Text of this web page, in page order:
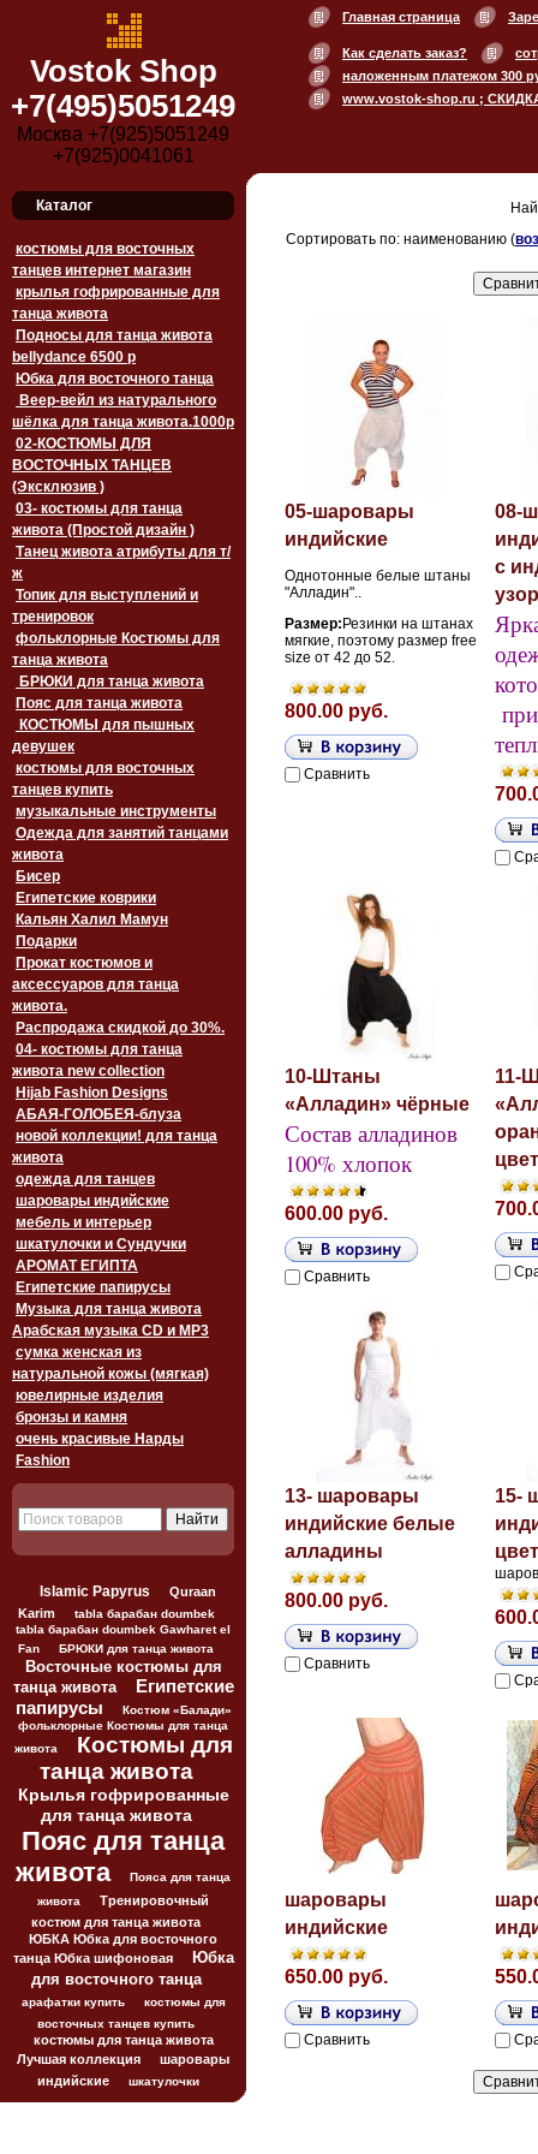
Vostok Shop
+7(495)5051249
Москва +7(925)5051249
+7(925)0041061
Главная страница
Как сделать заказ?
наложенным платежом 300
www.vostok-shop.ru ;
Каталог
костюмы для восточных
танцев интернет магазин
крылья гофрированные для
танца живота
Подносы для танца живота
bellydance 6500 p
Юбка для восточного танца
Веер-вейл из натурального
шёлка для танца живота.1000p
02-КОСТЮМЫ ДЛЯ
ВОСТОЧНЫХ ТАНЦЕВ
(Эксклюзив )
03- костюмы для танца
живота (Простой дизайн )
Танец живота атрибуты для т/
ж
Топик для выступлений и
тренировок
фольклорные Костюмы для
танца живота
БРЮКИ для танца живота
Пояс для танца живота
девушек
костюмы для восточных
танцев купить
музыкальные инструменты
Одежда для занятий танцами
живота
Бисер
Египетские коврики
Кальян Халил Мамун
Подарки
Прокат костюмов и
аксессуаров для танца
живота.
Распродажа скидкой до 30%.
04- костюмы для танца
живота new collection
Hijab Fashion Designs
АБАЯ-ГОЛОБЕЯ-блуза
новой коллекции! для танца
живота
одежда для танцев
шаровары индийские
мебель и интерьер
шкатулочки и Сундучки
АРОМАТ ЕГИПТА
Египетские папирусы
Музыка для танца живота
Арабская музыка CD и MP3
сумка женская из
натуральной кожы (мягкая)
ювелирные изделия
бронзы и камня
очень красивые Нарды
Fashion
Islamic Papyrus
Quraan
Karim
tabla барабан doumbek
tabla барабан doumbek Gawharet el
Fan
БРЮКИ для танца живота
Восточные костюмы для
танца живота
Египетские
папирусы
Костюм «Балади»
фольклорные Костюмы для танца
живота
Костюмы для
танца живота
Крылья гофрированные
для танца живота
Пояс для танца
живота
Пояса для танца
живота
Тренировочный
костюм для танца живота
ЮБКА Юбка для восточного
танца Юбка шифоновая
Юбка
для восточного танца
арафатки купить
костюмы для
восточных танцев купить
костюмы для танца живота
Лучшая коллекция
шаровары
индийские
шкатулочки
Сортировать по: наименованию (
05-шаровары
индийские
Однотонные белые штаны
"Алладин"..
Размер: Резинки на штанах
мягкие, поэтому размер free
size от 42 до 52.
800.00 руб.
Сравнить
08-
с
10-Штаны
«Алладин» чёрные
Состав алладинов
100% хлопок
600.00 руб.
Сравнить
11-
13- шаровары
индийские белые
алладины
800.00 руб.
Сравнить
15-
цвет
шаровары
индийские
650.00 руб.
Сравнить